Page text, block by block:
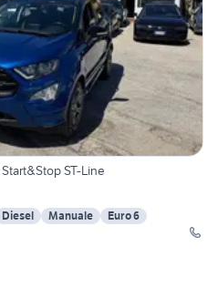
ST-Line
Diesel Manuale
Euro 6